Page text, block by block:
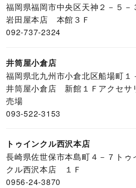
福岡県福岡市中央区天神２－５－
岩田屋本店 本館３Ｆ
092-737-2324
井筒屋小倉店
福岡県北九州市小倉北区船場町１
井筒屋小倉店 新館１Ｆアクセサ
売場
093-522-3153
トゥインクル西沢本店
長崎県佐世保市本島町４－７トゥ
クル西沢本店 １Ｆ
0956-24-3870